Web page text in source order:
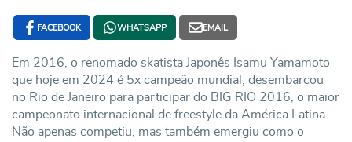
FACEBOOK WHATSAPP EMAIL
Em 2016, o renomado skatista Japonês Isamu Yamamoto
que hoje em 2024 é 5x campeão mundial, desembarcou
no Rio de Janeiro para participar do BIG RIO 2016, o maior
campeonato internacional de freestyle da América Latina.
Não apenas competiu, mas também emergiu como o